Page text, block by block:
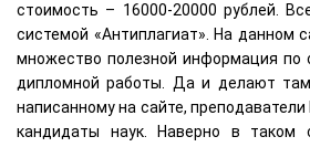
стоимость – 16000-20000 рублей.
системой «Антиплагиат». На данном
множество полезной информация
дипломной работы. Да и делают
написанному на сайте,
кандидаты наук. Наверно в таком